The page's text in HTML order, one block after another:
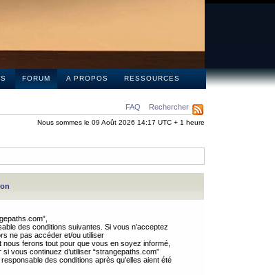
FORUM A PROPOS RESSOURCES
FAQ Rechercher
Nous sommes le 09 Août 2026 14:17 UTC + 1 heure
des conditions suivantes. Si vous n’acceptez
ne pas accéder et/ou utiliser
nous ferons tout pour que vous en soyez informé,
vous continuez d’utiliser “strangepaths.com”
des conditions après qu’elles aient été